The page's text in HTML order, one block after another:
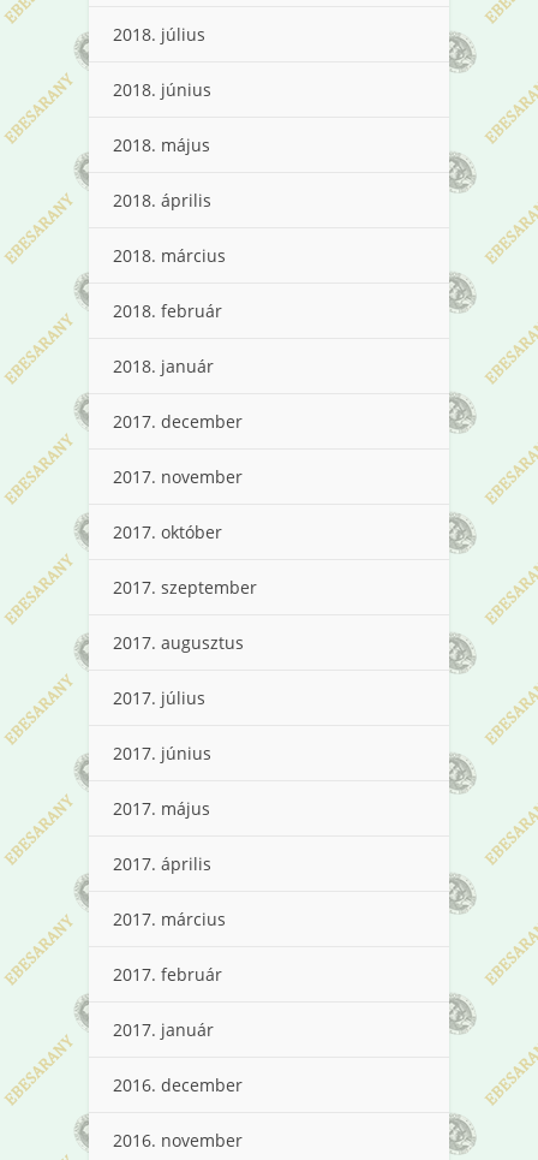
2018. július
2018. június
2018. május
2018. április
2018. március
2018. február
2018. január
2017. december
2017. november
2017. október
2017. szeptember
2017. augusztus
2017. július
2017. június
2017. május
2017. április
2017. március
2017. február
2017. január
2016. december
2016. november